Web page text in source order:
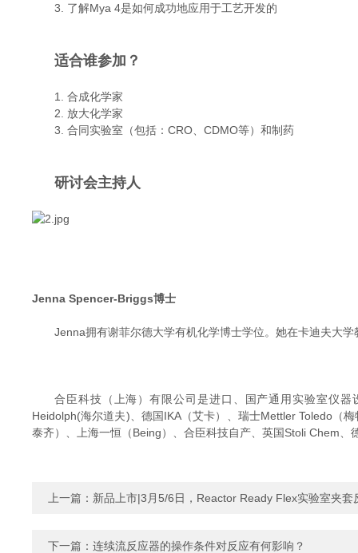
3. 了解Mya 4是如何成功地应用于工艺开发的
适合谁参加？
1. 合成化学家
2. 放大化学家
3. 合同实验室（包括：CRO、CDMO等）和制药
研讨会主持人
Jenna Spencer-Briggs博士
Jenna拥有谢菲尔德大学有机化学博士学位。她在卡迪夫大
合臣科技（上海）有限公司是进口、国产通用实验室仪
Heidolph(海尔道夫)、德国IKA（艾卡）、瑞士Mettler Toledo（
泰齐）、上海一恒（Being）、合臣科技自产、英国Stoli Chem
上一篇： 新品上市|3月5/6日，Reactor Ready Flex实验室夹套
下一篇： 连续流反应器的操作条件对反应有何影响？